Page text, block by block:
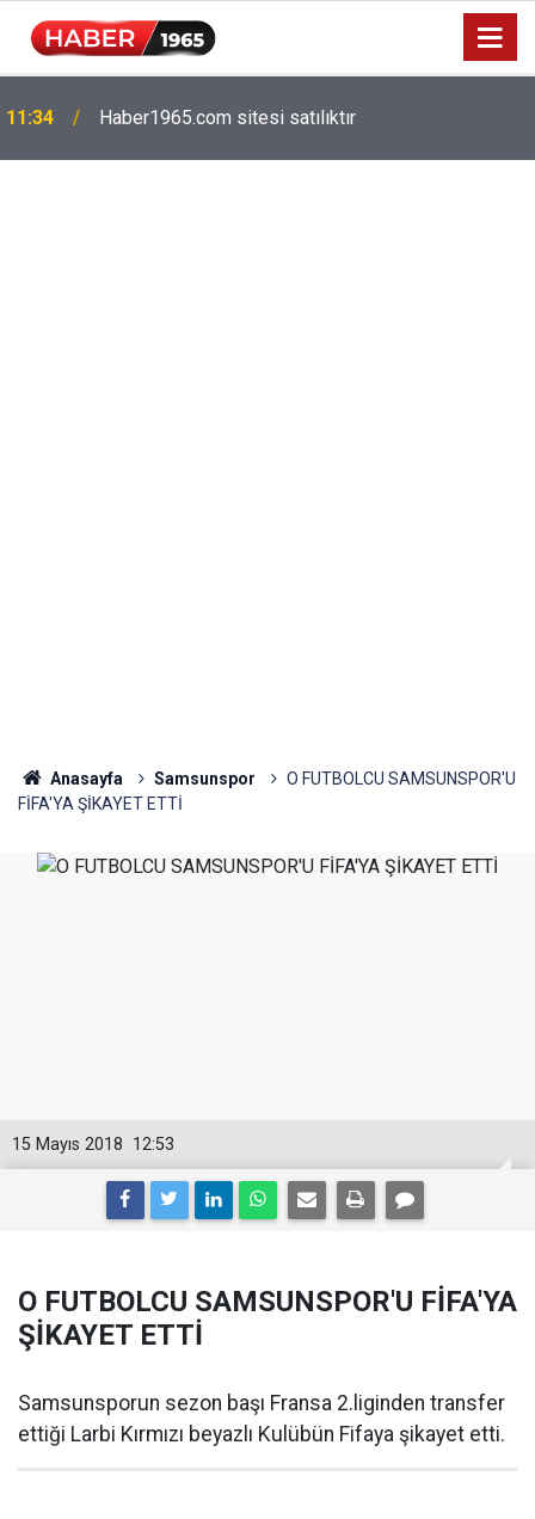
15:52
hesaplarda
Anasayfa Samsunspor
O FUTBOLCU SAMSUNSPOR'U
FİFA'YA ŞİKAYET ETTİ
12:53
15 Mayıs 2018
O FUTBOLCU SAMSUNSPOR'U FİFA'YA
ŞİKAYET ETTİ
Samsunsporun sezon başı Fransa 2.liginden transfer
ettiği Larbi Kırmızı beyazlı Kulübün Fifaya şikayet etti.